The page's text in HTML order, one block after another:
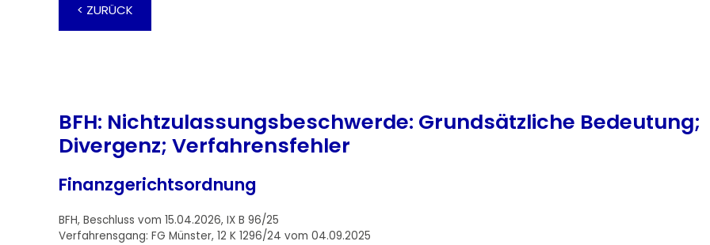
< ZURÜCK
BFH: Nichtzulassungsbeschwerde: Grundsätzliche Bedeutung;
Divergenz; Verfahrensfehler
Finanzgerichtsordnung
BFH, Beschluss vom 15.04.2026, IX B 96/25
Verfahrensgang: FG Münster, 12 K 1296/24 vom 04.09.2025